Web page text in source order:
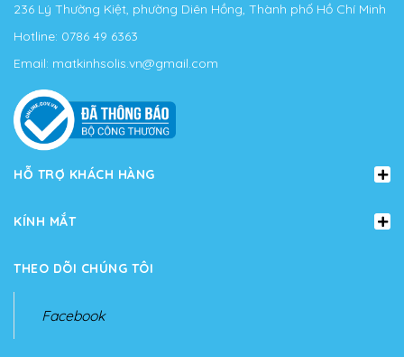
236 Lý Thường Kiệt, phường Diên Hồng, Thành phố Hồ Chí Minh
Hotline: 0786 49 6363
Email: matkinhsolis.vn@gmail.com
HỖ TRỢ KHÁCH HÀNG
KÍNH MẮT
THEO DÕI CHÚNG TÔI
Facebook